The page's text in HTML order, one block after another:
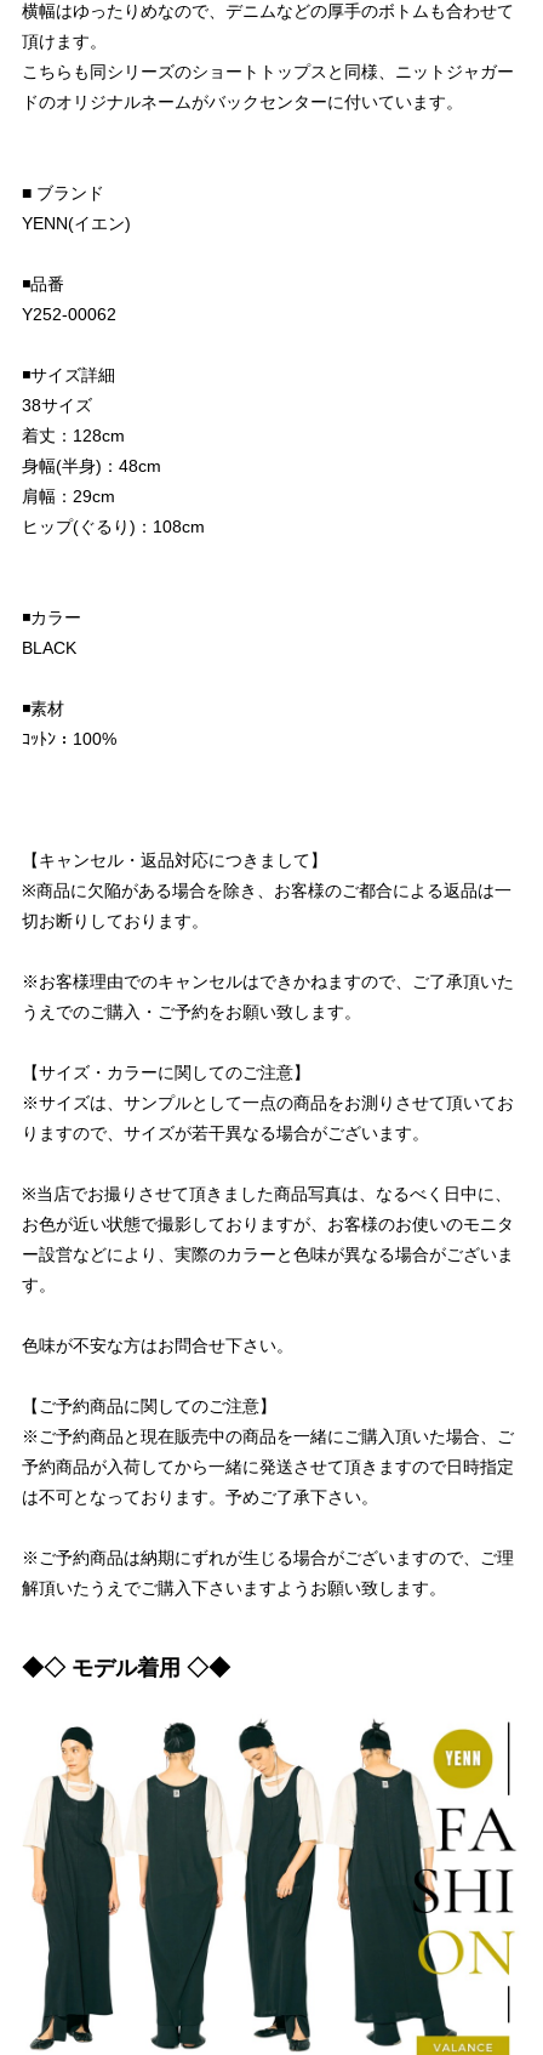
横幅はゆったりめなので、デニムなどの厚手のボトムも合わせて
頂けます。
こちらも同シリーズのショートトップスと同様、ニットジャガー
ドのオリジナルネームがバックセンターに付いています。
■ ブランド
YENN(イエン)
◾️品番
Y252-00062
◾️サイズ詳細
38サイズ
着丈：128cm
身幅(半身)：48cm
肩幅：29cm
ヒップ(ぐるり)：108cm
◾️カラー
BLACK
◾️素材
ｺｯﾄﾝ：100%
【キャンセル・返品対応につきまして】
※商品に欠陥がある場合を除き、お客様のご都合による返品は一
切お断りしております。
※お客様理由でのキャンセルはできかねますので、ご了承頂いた
うえでのご購入・ご予約をお願い致します。
【サイズ・カラーに関してのご注意】
※サイズは、サンプルとして一点の商品をお測りさせて頂いてお
りますので、サイズが若干異なる場合がございます。
※当店でお撮りさせて頂きました商品写真は、なるべく日中に、
お色が近い状態で撮影しておりますが、お客様のお使いのモニタ
ー設営などにより、実際のカラーと色味が異なる場合がございま
す。
色味が不安な方はお問合せ下さい。
【ご予約商品に関してのご注意】
※ご予約商品と現在販売中の商品を一緒にご購入頂いた場合、ご
予約商品が入荷してから一緒に発送させて頂きますので日時指定
は不可となっております。予めご了承下さい。
※ご予約商品は納期にずれが生じる場合がございますので、ご理
解頂いたうえでご購入下さいますようお願い致します。
◆◇ モデル着用 ◇◆